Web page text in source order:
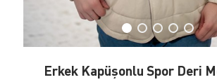
Erkek Kapüşonlu Spor Deri